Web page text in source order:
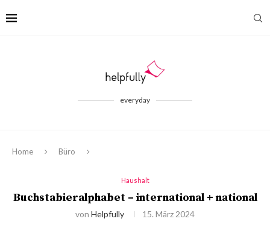
everyday
Home Büro
Haushalt
Buchstabieralphabet – international + national
von Helpfully 15. März 2024